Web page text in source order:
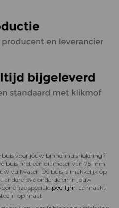
voor jouw binnenhuisriolering?
buis met een diameter van 75 mm
vuilwater. De buis is makkelijk op
pvc onderdelen in jouw
onze speciale pvc-lijm . Je maakt
op maat!